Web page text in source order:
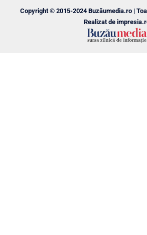
Copyright © 2015-2024 Buzăumedia.ro |
Realizat de